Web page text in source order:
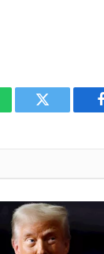
فيسبوك تويتر